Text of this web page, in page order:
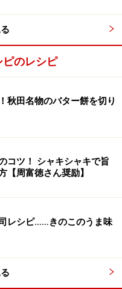
感じになればよく、時
のレシピ
秋田名物のバター餅を切り
コツ！ シャキシャキで旨
【周富徳さん奨励】
レシピ……きのこのうま味